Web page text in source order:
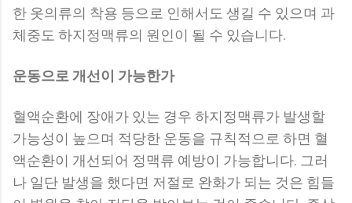
한 옷의류의 착용 등으로 인해서도 생길 수 있으며 과
체중도 하지정맥류의 원인이 될 수 있습니다.
운동으로 개선이 가능한가
혈액순환에 장애가 있는 경우 하지정맥류가 발생할
가능성이 높으며 적당한 운동을 규칙적으로 하면 혈
액순환이 개선되어 정맥류 예방이 가능합니다. 그러
나 일단 발생을 했다면 저절로 완화가 되는 것은 힘들